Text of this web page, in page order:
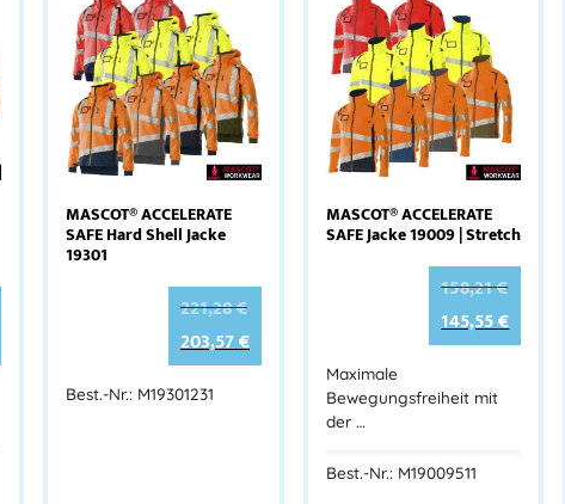
MASCOT® ACCELERATE
SAFE Hard Shell Jacke
19301
221,28€
203,57€
Best.-Nr.: M19301231
MASCOT® ACCELERATE
SAFE Jacke 19009 | Stretch
158,21€
145,55€
Maximale
Bewegungsfreiheit mit
der …
Best.-Nr.: M19009511